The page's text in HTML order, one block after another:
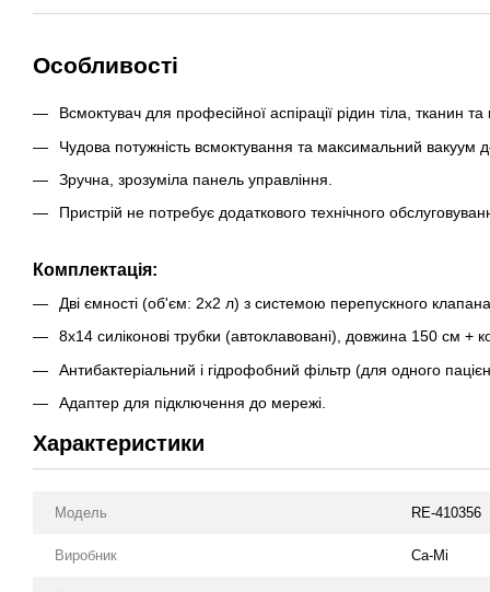
Особливості
Всмоктувач для професійної аспірації рідин тіла, тканин та
Чудова потужність всмоктування та максимальний вакуум
Зручна, зрозуміла панель управління.
Пристрій не потребує додаткового технічного
Комплектація:
Дві ємності (об'єм: 2х2 л) з системою перепускного
8x14 силіконові трубки (автоклавовані), довжина 150 см +
Антибактеріальний і гідрофобний фільтр (для одного
Адаптер для підключення до мережі.
Характеристики
Модель RE-410356
Виробник Ca-Mi